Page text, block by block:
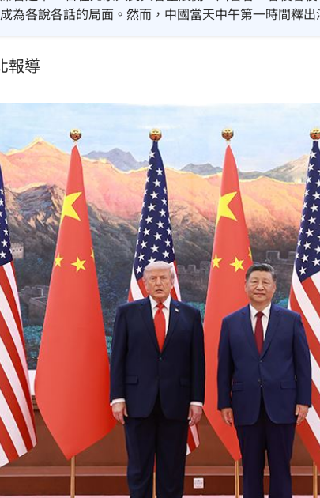
再奪影壇重量級殊榮 17:35
」?醫：恐1惡疾前兆
增加 1地區恐炸雨3天 17:31
年活動 日粉砸YG大門 17:30
20:31
15:27
上直播
頂奢大道」逐漸成形 12:00
千萬頭獎超「爸」氣 12:00
」職涯論壇9/12登場！
7s掀足球熱潮 10:00
追星吃美食！
為各說各話的局面。然而，中國當天中午第一時間釋
數全面恐慌性下跌，台股反而自信大漲，重返42000點
報導